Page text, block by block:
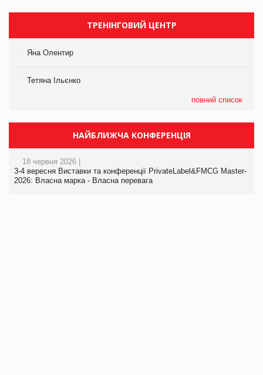
ТРЕНІНГОВИЙ ЦЕНТР
Яна Олентир
Тетяна Ільєнко
повний список
НАЙБЛИЖЧА КОНФЕРЕНЦІЯ
18 червня 2026 |
3-4 вересня Виставки та конференції PrivateLabel&FMCG Master-
2026: Власна марка - Власна перевага